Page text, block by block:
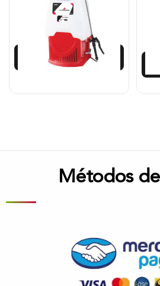
$421.713
379.575
Añadir al carrito
Métodos